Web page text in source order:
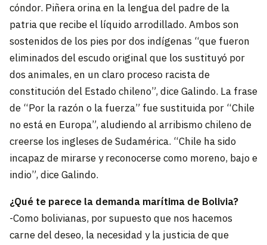
cóndor. Piñera orina en la lengua del padre de la
patria que recibe el líquido arrodillado. Ambos son
sostenidos de los pies por dos indígenas “que fueron
eliminados del escudo original que los sustituyó por
dos animales, en un claro proceso racista de
constitución del Estado chileno”, dice Galindo. La frase
de “Por la razón o la fuerza” fue sustituida por “Chile
no está en Europa”, aludiendo al arribismo chileno de
creerse los ingleses de Sudamérica. “Chile ha sido
incapaz de mirarse y reconocerse como moreno, bajo e
indio”, dice Galindo.
¿Qué te parece la demanda marítima de Bolivia?
-Como bolivianas, por supuesto que nos hacemos
carne del deseo, la necesidad y la justicia de que